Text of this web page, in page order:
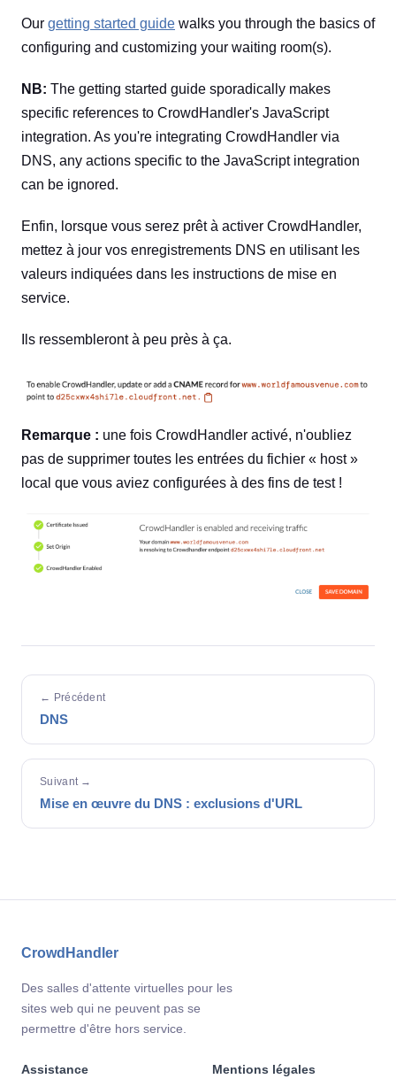
Our getting started guide walks you through the basics of
configuring and customizing your waiting room(s).
NB: The getting started guide sporadically makes
specific references to CrowdHandler's JavaScript
integration. As you're integrating CrowdHandler via
DNS, any actions specific to the JavaScript integration
can be ignored.
Enfin, lorsque vous serez prêt à activer CrowdHandler,
mettez à jour vos enregistrements DNS en utilisant les
valeurs indiquées dans les instructions de mise en
service.
Ils ressembleront à peu près à ça.
Remarque : une fois CrowdHandler activé, n'oubliez
pas de supprimer toutes les entrées du fichier « host »
local que vous aviez configurées à des fins de test !
← Précédent
DNS
Suivant →
Mise en œuvre du DNS : exclusions d'URL
CrowdHandler
Des salles d'attente virtuelles pour les
sites web qui ne peuvent pas se
permettre d'être hors service.
Assistance Mentions légales